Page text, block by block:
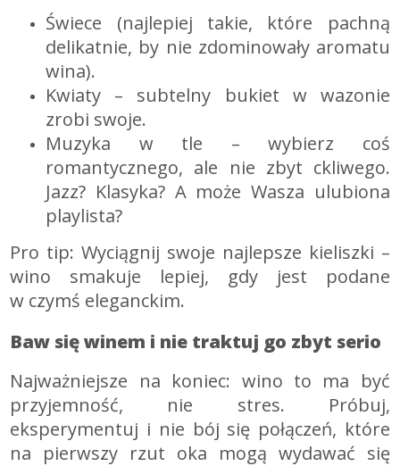
Świece (najlepiej takie, które pachną
delikatnie, by nie zdominowały aromatu
wina).
Kwiaty – subtelny bukiet w wazonie
zrobi swoje.
Muzyka w tle – wybierz coś
romantycznego, ale nie zbyt ckliwego.
Jazz? Klasyka? A może Wasza ulubiona
playlista?
Pro tip: Wyciągnij swoje najlepsze kieliszki –
wino smakuje lepiej, gdy jest podane
w czymś eleganckim.
Baw się winem i nie traktuj go zbyt serio
Najważniejsze na koniec: wino to ma być
przyjemność, nie stres. Próbuj,
eksperymentuj i nie bój się połączeń, które
na pierwszy rzut oka mogą wydawać się